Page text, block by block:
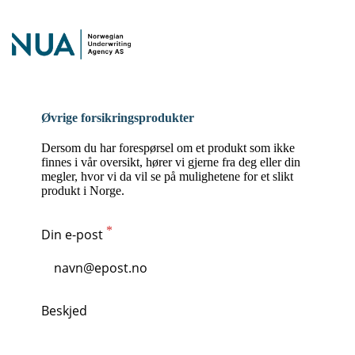
Øvrige forsikringsprodukter
Dersom du har forespørsel om et produkt som ikke
finnes i vår oversikt, hører vi gjerne fra deg eller din
megler, hvor vi da vil se på mulighetene for et slikt
produkt i Norge.
Din e-post
Beskjed